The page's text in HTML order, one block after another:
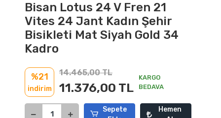
Bisan Lotus 24 V Fren 21
Vites 24 Jant Kadın Şehir
Bisikleti Mat Siyah Gold 34
Kadro
%21
indirim
14.465,00 TL
11.376,00 TL
KARGO
BEDAVA
Sepete
Hemen